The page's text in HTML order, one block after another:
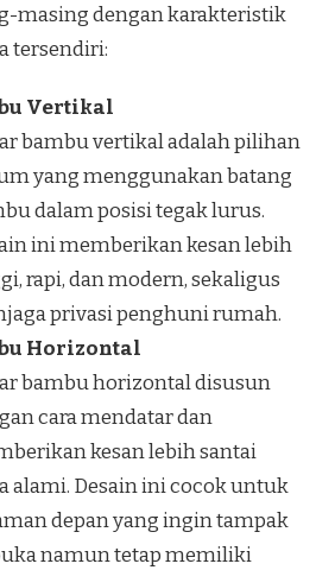
masing dengan karakteristik
tersendiri:
Vertikal
bambu vertikal adalah pilihan
yang menggunakan batang
dalam posisi tegak lurus.
ini memberikan kesan lebih
rapi, dan modern, sekaligus
privasi penghuni rumah.
Horizontal
bambu horizontal disusun
cara mendatar dan
kesan lebih santai
alami. Desain ini cocok untuk
depan yang ingin tampak
namun tetap memiliki